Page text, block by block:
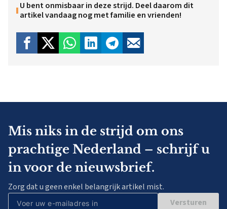
U bent onmisbaar in deze strijd. Deel daarom dit
artikel vandaag nog met familie en vrienden!
Mis niks in de strijd om ons
prachtige Nederland – schrijf u
in voor de nieuwsbrief.
Zorg dat u geen enkel belangrijk artikel mist.
Versturen